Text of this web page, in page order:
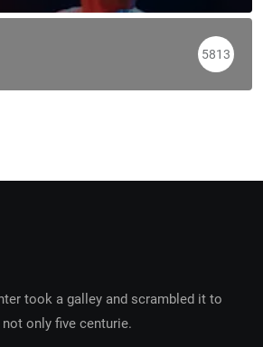
5813
took a galley and scrambled it to
only five centurie.